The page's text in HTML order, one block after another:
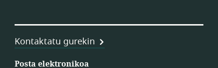
Kontaktatu gurekin
Posta elektronikoa